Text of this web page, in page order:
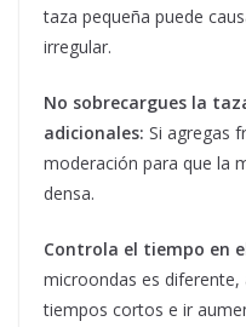
taza pequeña puede
irregular.
No sobrecargues la
adicionales: Si agregas
moderación para que la
densa.
Controla el tiempo en
microondas es
tiempos cortos e ir